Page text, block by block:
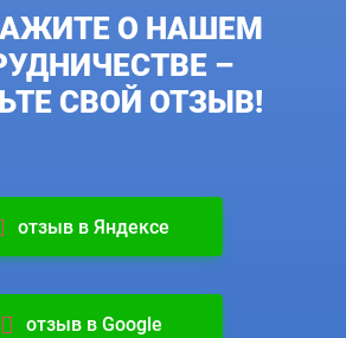
О НАШЕМ
–
СВОЙ ОТЗЫВ!
отзыв в Яндексе
отзыв в Google